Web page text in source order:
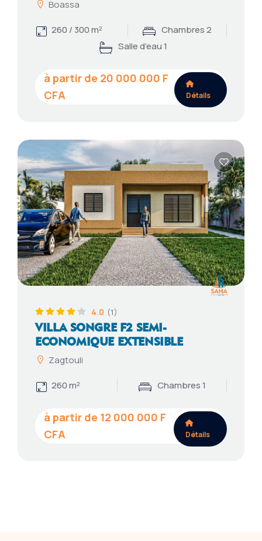
Boassa
260 / 300 m²
Chambres 2
Salle d’eau 1
20 000 000
Détails
4.0 (1)
VILLA SONGRE F2 SEMI-
ECONOMIQUE EXTENSIBLE
Zagtouli
260 m² Chambres 1
12 000 000
Détails